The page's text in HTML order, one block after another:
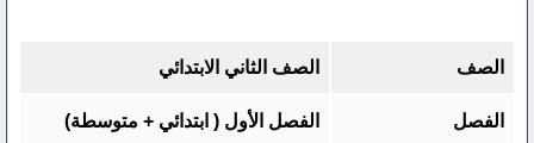
الصف الصف الثاني الابتدائي
الفصل الفصل الأول ( ابتدائي + متوسطة)